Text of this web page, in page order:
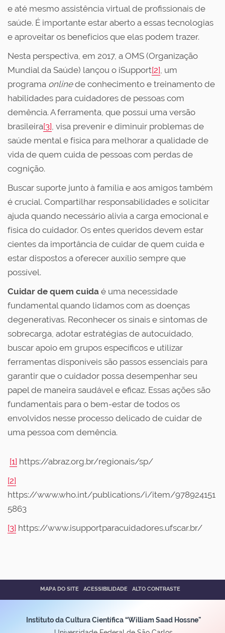
e até mesmo assistência virtual de profissionais de
saúde. É importante estar aberto a essas tecnologias
e aproveitar os benefícios que elas podem trazer.
Nesta perspectiva, em 2017, a OMS (Organização
Mundial da Saúde) lançou o iSupport[2], um
programa onlinede conhecimento e treinamento de
habilidades para cuidadores de pessoas com
demência. A ferramenta, que possui uma versão
brasileira[3], visa prevenir e diminuir problemas de
saúde mental e física para melhorar a qualidade de
vida de quem cuida de pessoas com perdas de
cognição.
Buscar suporte junto à família e aos amigos também
é crucial. Compartilhar responsabilidades e solicitar
ajuda quando necessário alivia a carga emocional e
física do cuidador. Os entes queridos devem estar
cientes da importância de cuidar de quem cuida e
estar dispostos a oferecer auxílio sempre que
possível.
Cuidar de quem cuida é uma necessidade
fundamental quando lidamos com as doenças
degenerativas. Reconhecer os sinais e sintomas de
sobrecarga, adotar estratégias de autocuidado,
buscar apoio em grupos específicos e utilizar
ferramentas disponíveis são passos essenciais para
garantir que o cuidador possa desempenhar seu
papel de maneira saudável e eficaz. Essas ações são
fundamentais para o bem-estar de todos os
envolvidos nesse processo delicado de cuidar de
uma pessoa com demência.
[1] https://abraz.org.br/regionais/sp/
[2]
https://www.who.int/publications/i/item/978924151
5863
[3] https://www.isupportparacuidadores.ufscar.br/
MAPA DO SITE ACESSIBILIDADE ALTO CONTRASTE
Instituto da Cultura Científica “William Saad Hossne"